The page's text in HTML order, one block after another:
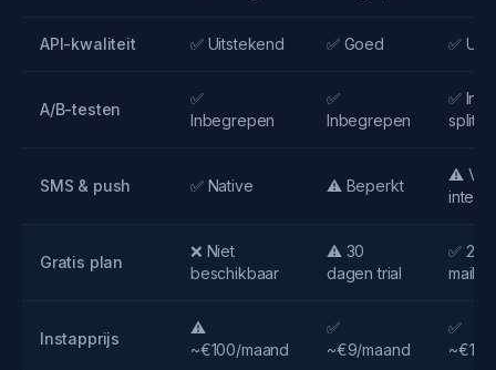
API-kwaliteit ✅ Uitstekend ✅ Goed ✅
A/B-testen
✅
Inbegrepen
✅
Inbegrepen
✅
splits
SMS & push ✅ Native ⚠️ Beperkt
⚠️ Via
Gratis plan
❌ Niet
beschikbaar
⚠️ 30
dagen trial
✅
mails/
Instapprijs
⚠️
~€100/maand
✅
~€9/maand
✅
~€15/